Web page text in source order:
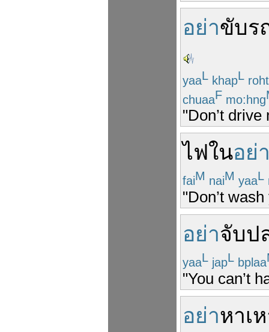
อย่าขับร
yaaL khapL roht
chuaaF mo:hng
"Don’t
ไฟในอย่
faiM naiM yaaL
"Don’t
อย่าจับป
yaaL japL bplaa
"You can’t
อย่าหาเ